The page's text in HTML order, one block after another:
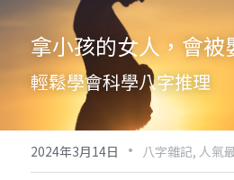
實體經營
祖傳命理
手工印鑑
課程介紹
五行八字學
後天派陽宅
Blog
黃金會員專區
試閱專區
拿小孩的女人，會被
輕鬆學會科學八字推理
2024年3月14日 · 八字雜記, 人氣
科學八字推理PDF
《十神高階實戰錄》完整典
1美元超值PDF